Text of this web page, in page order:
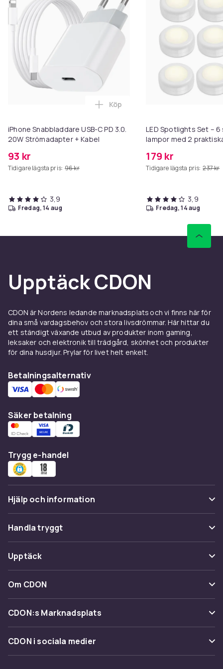
599
Artikel.nr.
b762f01a-8891-5e6d-adee-aca35c57577f
Produktsäkerhetsinformation
iPhone Snabbladdare USB-C PD 3.0.
20W Strömadapter + Kabel
93 kr
Tidigare lägsta pris: 96 kr
Lägg till iPhone Snabbladdare
Köp
3,9
fredag, 14 aug
LED Spotlights Set –
lampor med 2
179 kr
Tidigare lägsta pris: 237 kr
3,9
fredag, 14 aug
Upptäck CDON
CDON är Nordens ledande marknadsplats och vi finns här för
dina små vardagsbehov och stora livsdrömmar. Här hittar du
ett ständigt växande utbud av produkter inom gaming,
leksaker och elektronik till trädgård, skönhet och produkter
för dina husdjur. Prylar för livet helt enkelt.
Betalningsalternativ
Säker betalning
Trygg e-handel
Hjälp och information
Vanliga frågor
Spåra paket
Ångra & Returnera här
Kundservice
Handla tryggt
Betalning
Leverans
Återkallelser
Upptäck
Kategorier
Varumärken
Shopit.se
Om CDON
Om oss
Kundrecensioner
CDON:s Marknadsplats
Sälj på CDON
Bli affiliate
CDON i sociala medier